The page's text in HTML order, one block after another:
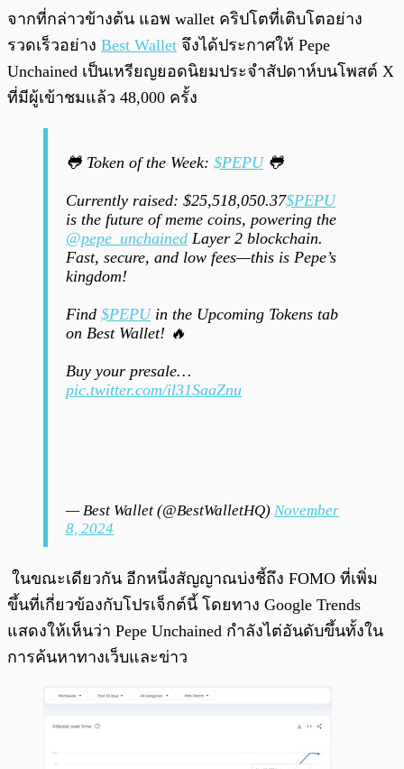
จากที่กล่าวข้างต้น แอพ wallet คริปโตที่เติบโตอย่าง
รวดเร็วอย่าง Best Wallet จึงได้ประกาศให้ Pepe
Unchained เป็นเหรียญยอดนิยมประจำสัปดาห์บนโพสต์ X
ที่มีผู้เข้าชมแล้ว 48,000 ครั้ง
🐸 Token of the Week: $PEPU🐸
Currently raised: $25,518,050.37$PEPU
is the future of meme coins, powering the
@pepe_unchained Layer 2 blockchain.
Fast, secure, and low fees—this is Pepe’s
kingdom!
Find $PEPUin the Upcoming Tokens tab
on Best Wallet! 🔥
Buy your presale…
pic.twitter.com/il31SaaZnu
— Best Wallet (@BestWalletHQ) November
8, 2024
ในขณะเดียวกัน อีกหนึ่งสัญญาณบ่งชี้ถึง FOMO ที่เพิ่ม
ขึ้นที่เกี่ยวข้องกับโปรเจ็กต์นี้ โดยทาง Google Trends
แสดงให้เห็นว่า Pepe Unchained กำลังไต่อันดับขึ้นทั้งใน
การค้นหาทางเว็บและข่าว